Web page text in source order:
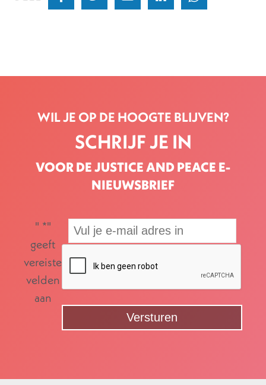
WIL JE OP DE HOOGTE BLIJVEN?
SCHRIJF JE IN
VOOR DE JUSTICE AND PEACE E-
NIEUWSBRIEF
" *"
geeft
vereiste
velden
aan